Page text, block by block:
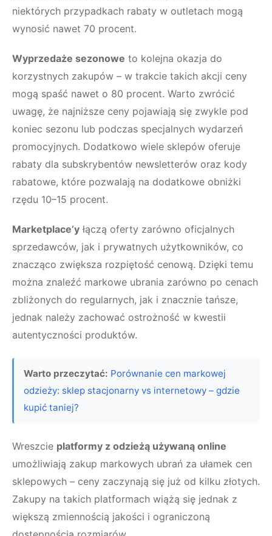
niektórych przypadkach rabaty w outletach mogą
wynosić nawet 70 procent.
Wyprzedaże sezonowe to kolejna okazja do
korzystnych zakupów – w trakcie takich akcji ceny
mogą spaść nawet o 80 procent. Warto zwrócić
uwagę, że najniższe ceny pojawiają się zwykle pod
koniec sezonu lub podczas specjalnych wydarzeń
promocyjnych. Dodatkowo wiele sklepów oferuje
rabaty dla subskrybentów newsletterów oraz kody
rabatowe, które pozwalają na dodatkowe obniżki
rzędu 10–15 procent.
Marketplace’y łączą oferty zarówno oficjalnych
sprzedawców, jak i prywatnych użytkowników, co
znacząco zwiększa rozpiętość cenową. Dzięki temu
można znaleźć markowe ubrania zarówno po cenach
zbliżonych do regularnych, jak i znacznie tańsze,
jednak należy zachować ostrożność w kwestii
autentyczności produktów.
Warto przeczytać: Porównanie cen markowej
odzieży: sklep stacjonarny vs internetowy – gdzie
kupić taniej?
Wreszcie platformy z odzieżą używaną online
umożliwiają zakup markowych ubrań za ułamek cen
sklepowych – ceny zaczynają się już od kilku złotych.
Zakupy na takich platformach wiążą się jednak z
większą zmiennością jakości i ograniczoną